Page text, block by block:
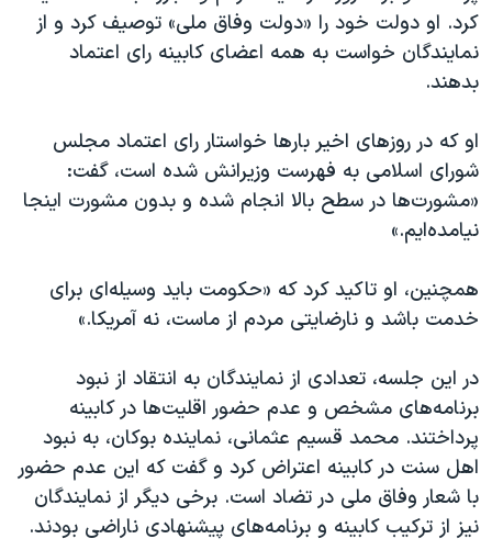
نرگس محمدی برنده جایزه نوبل صلح
همایش محافظه‌کاران آمریکا «سی‌پک»
سفر پرزیدنت ترامپ به چین
کرد. او دولت خود را «دولت وفاق ملی» توصیف کرد و از
نمایندگان خواست به همه اعضای کابینه رای اعتماد
بدهند.
او که در روزهای اخیر بارها خواستار رای اعتماد مجلس
شورای اسلامی به فهرست وزیرانش شده است، گفت:
«مشورت‌ها در سطح بالا انجام شده و بدون مشورت اینجا
نیامده‌ایم.»
همچنین، او تاکید کرد که «حکومت باید وسیله‌ای برای
خدمت باشد و نارضایتی مردم از ماست، نه آمریکا.»
در این جلسه، تعدادی از نمایندگان به انتقاد از نبود
برنامه‌های مشخص و عدم حضور اقلیت‌ها در کابینه
پرداختند. محمد قسیم عثمانی، نماینده بوکان، به نبود
اهل سنت در کابینه اعتراض کرد و گفت که این عدم حضور
با شعار وفاق ملی در تضاد است. برخی دیگر از نمایندگان
نیز از ترکیب کابینه و برنامه‌های پیشنهادی ناراضی بودند.